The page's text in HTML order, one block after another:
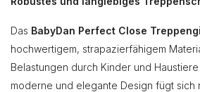
Das BabyDan Perfect Close
hochwertigem, strapazierfähigem
Belastungen durch Kinder und Haustiere
moderne und elegante Design fügt sich